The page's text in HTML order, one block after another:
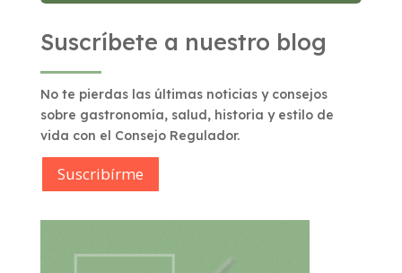
Suscríbete a nuestro blog
No te pierdas las últimas noticias y consejos
sobre gastronomía, salud, historia y estilo de
vida con el Consejo Regulador.
Suscribírme